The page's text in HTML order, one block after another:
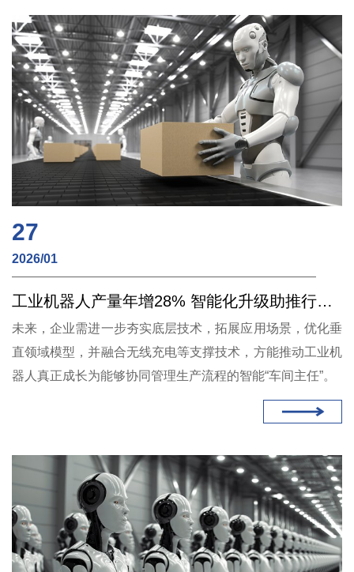
27
2026/01
工业机器人产量年增28% 智能化升级助推行业迈向“自主管理”新阶段
未来，企业需进一步夯实底层技术，拓展应用场景，优化垂
直领域模型，并融合无线充电等支撑技术，方能推动工业机
器人真正成长为能够协同管理生产流程的智能“车间主任”。